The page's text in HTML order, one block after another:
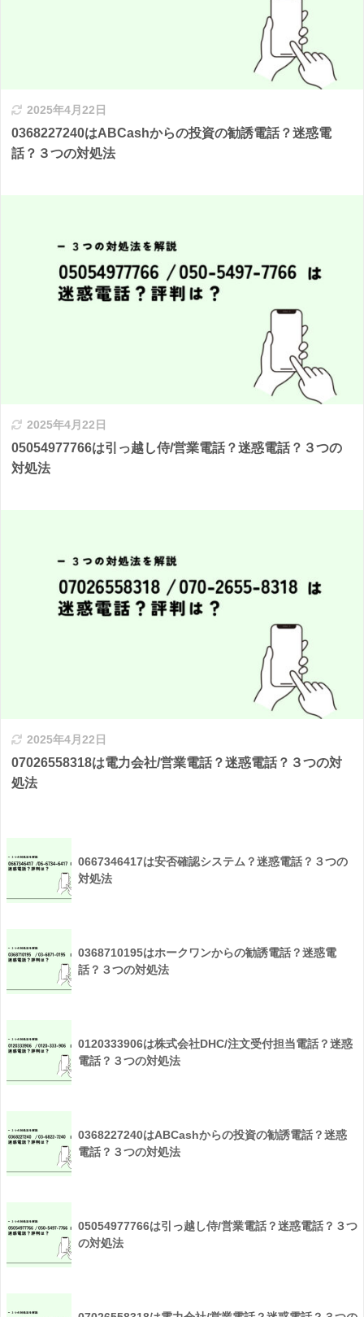
2025年4月22日
0368227240はABCashからの投資の勧誘電話？迷惑電
話？３つの対処法
2025年4月22日
05054977766は引っ越し侍/営業電話？迷惑電話？３つの
対処法
2025年4月22日
07026558318は電力会社/営業電話？迷惑電話？３つの対
処法
0667346417は安否確認システム？迷惑電話？３つの
対処法
0368710195はホークワンからの勧誘電話？迷惑電
話？３つの対処法
0120333906は株式会社DHC/注文受付担当電話？迷惑
電話？３つの対処法
0368227240はABCashからの投資の勧誘電話？迷惑
電話？３つの対処法
05054977766は引っ越し侍/営業電話？迷惑電話？３つ
の対処法